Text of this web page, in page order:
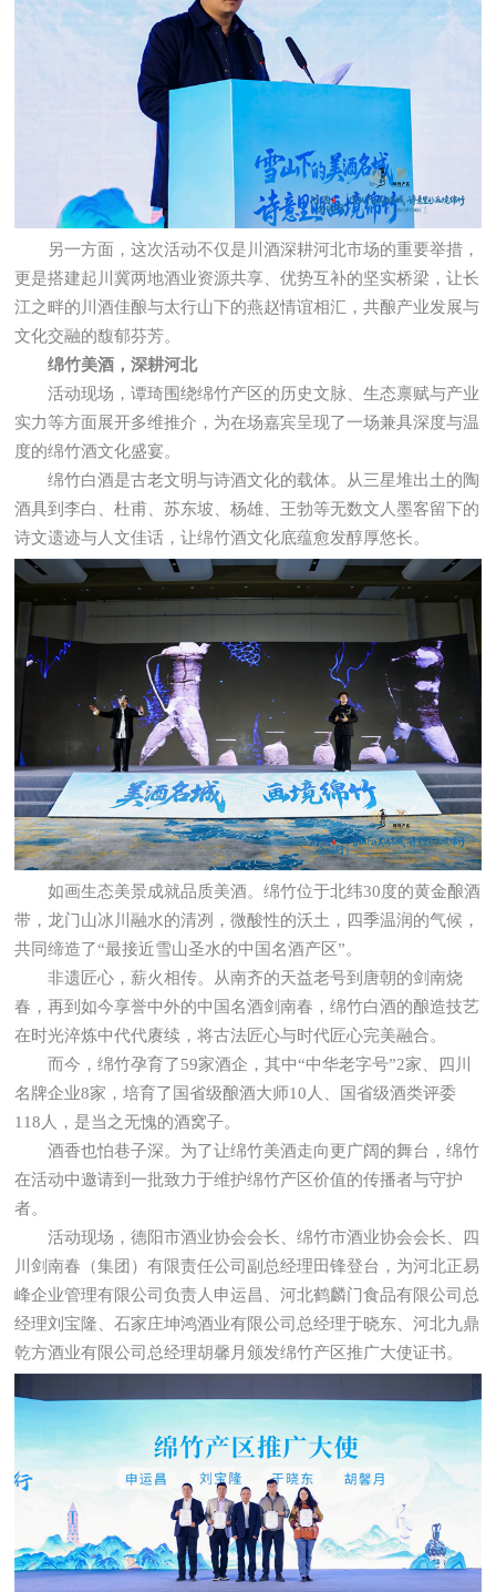
另一方面，这次活动不仅是川酒深耕河北市场的重要举措，
更是搭建起川冀两地酒业资源共享、优势互补的坚实桥梁，让长
江之畔的川酒佳酿与太行山下的燕赵情谊相汇，共酿产业发展与
文化交融的馥郁芬芳。
绵竹美酒，深耕河北
活动现场，谭琦围绕绵竹产区的历史文脉、生态禀赋与产业
实力等方面展开多维推介，为在场嘉宾呈现了一场兼具深度与温
度的绵竹酒文化盛宴。
绵竹白酒是古老文明与诗酒文化的载体。从三星堆出土的陶
酒具到李白、杜甫、苏东坡、杨雄、王勃等无数文人墨客留下的
诗文遗迹与人文佳话，让绵竹酒文化底蕴愈发醇厚悠长。
如画生态美景成就品质美酒。绵竹位于北纬30度的黄金酿酒
带，龙门山冰川融水的清冽，微酸性的沃土，四季温润的气候，
共同缔造了“最接近雪山圣水的中国名酒产区”。
非遗匠心，薪火相传。从南齐的天益老号到唐朝的剑南烧
春，再到如今享誉中外的中国名酒剑南春，绵竹白酒的酿造技艺
在时光淬炼中代代赓续，将古法匠心与时代匠心完美融合。
而今，绵竹孕育了59家酒企，其中“中华老字号”2家、四川
名牌企业8家，培育了国省级酿酒大师10人、国省级酒类评委
118人，是当之无愧的酒窝子。
酒香也怕巷子深。为了让绵竹美酒走向更广阔的舞台，绵竹
在活动中邀请到一批致力于维护绵竹产区价值的传播者与守护
者。
活动现场，德阳市酒业协会会长、绵竹市酒业协会会长、四
川剑南春（集团）有限责任公司副总经理田锋登台，为河北正易
峰企业管理有限公司负责人申运昌、河北鹤麟门食品有限公司总
经理刘宝隆、石家庄坤鸿酒业有限公司总经理于晓东、河北九鼎
乾方酒业有限公司总经理胡馨月颁发绵竹产区推广大使证书。